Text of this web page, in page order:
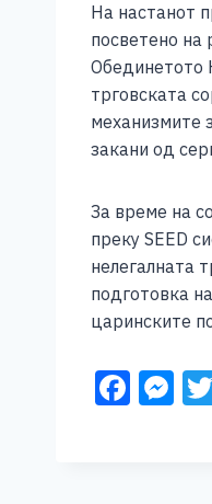
На настанот
посветено на
Обединетото
трговската
механизмите
закани од
За време на
преку SEED
нелегалната
подготовка
царинските
F M